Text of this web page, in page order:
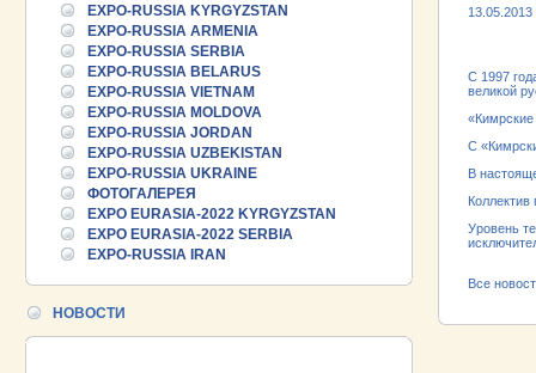
EXPO-RUSSIA KYRGYZSTAN
EXPO-RUSSIA ARMENIA
EXPO-RUSSIA SERBIA
EXPO-RUSSIA BELARUS
EXPO-RUSSIA VIETNAM
EXPO-RUSSIA MOLDOVA
EXPO-RUSSIA JORDAN
EXPO-RUSSIA UZBEKISTAN
EXPO-RUSSIA UKRAINE
ФОТОГАЛЕРЕЯ
EXPO EURASIA-2022 KYRGYZSTAN
EXPO EURASIA-2022 SERBIA
EXPO-RUSSIA IRAN
НОВОСТИ
25.06.2026 ::Пост-релиз
25.06.2026 :: Деловая программа EXPO EURASIA
VIETNAM 2026
24.06.2026 ::Открытие VII Международной
промышленной выставки «EXPO EURASIA
13.05.2013
С 1997
великой
«Кимрские
С
В
Уровень
Все